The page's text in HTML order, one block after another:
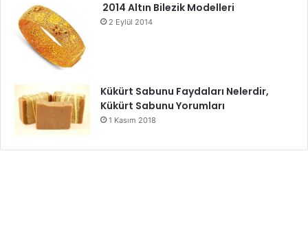
2014 Altın Bilezik Modelleri
2 Eylül 2014
Kükürt Sabunu Faydaları Nelerdir,
Kükürt Sabunu Yorumları
1 Kasım 2018